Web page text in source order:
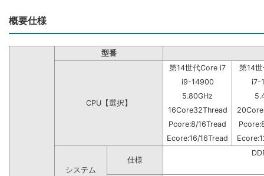
概要仕様
型番
CPU【選択】
第14世代Core i7
第14
i9-14900
i7-
5.80GHz
16Core32Thread
Pcore:8/16Tread
Ecore:16/16Tread
システム
仕様